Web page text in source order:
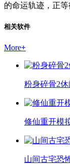
的命运轨迹，正等
相关软件
More+
粉身碎骨2
修仙重开模
山间古宅恐